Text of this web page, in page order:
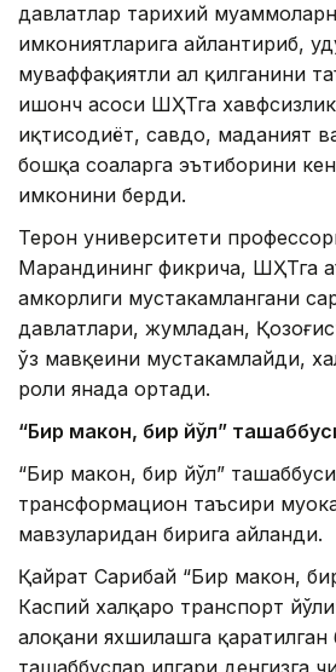
давлатлар тарихий
имкониятларига айлантириб,
муваффақиятли ҳал қилганини
ишонч асоси ШҲТга
иқтисодиёт, савдо, маданият
бошқа соҳаларга эътиборини
имконини берди.
Теҳрон университети
Марандининг фикрича, ШҲТга
ҳамкорлиги мустаҳкамлангани
давлатлари, жумладан,
ўз мавқеини мустаҳкамлайди,
роли янада ортади.
“Бир макон, бир йўл”
“Бир макон, бир йўл”
трансформацион таъсири
мавзуларидан бирига айланди.
Қайрат Сарибай “Бир макон,
Каспий халқаро транспорт
алоқани яхшилашга